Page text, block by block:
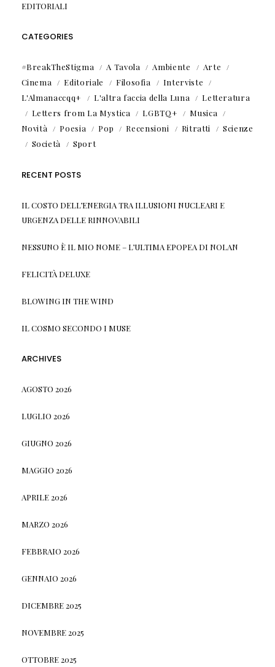
EDITORIALI
CATEGORIES
#BreakTheStigma A Tavola Ambiente
Arte
Cinema
Editoriale Filosofia
Interviste
L'Almanaccqq+
L'altra faccia della Luna
Letteratura
Letters from La Mystica
LGBTQ+
Musica
Novità
Poesia Pop Recensioni Ritratti
Scienze
Società
Sport
RECENT POSTS
IL COSTO DELL’ENERGIA TRA ILLUSIONI NUCLEARI E
URGENZA DELLE RINNOVABILI
NESSUNO È IL MIO NOME – L’ULTIMA EPOPEA DI NOLAN
FELICITÀ DELUXE
BLOWING IN THE WIND
IL COSMO SECONDO I MUSE
ARCHIVES
AGOSTO 2026
LUGLIO 2026
GIUGNO 2026
MAGGIO 2026
APRILE 2026
MARZO 2026
FEBBRAIO 2026
GENNAIO 2026
DICEMBRE 2025
NOVEMBRE 2025
OTTOBRE 2025